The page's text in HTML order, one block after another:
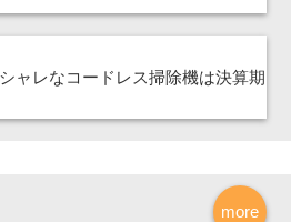
ャレなコードレス掃除機は決算期
more